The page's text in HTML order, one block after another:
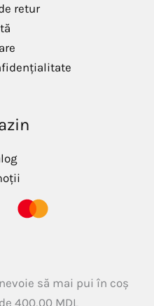
retur
să mai pui în coș
400,00 MDL